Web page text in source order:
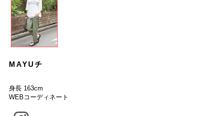
MAYUチ
身長 163cm
WEBコーディネート